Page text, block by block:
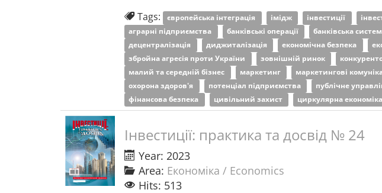
Tags: європейська інтеграція імідж інвестиції
аграрні підприємства
банківські операції банківська
децентралізація
диджиталізація економічна безпека
збройна агресія проти України
зовнішній ринок
малий та середній бізнес
маркетинг маркетингові
охорона здоров'я
потенціал підприємства публічне
фінансова безпека
цивільний захист циркулярна економіка
Інвестиції: практика та досвід № 24
Year: 2023
Area: Економіка / Economics
Hits: 513